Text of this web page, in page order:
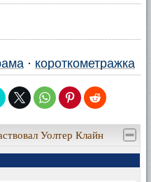
· короткометражка
Уолтер Клайн